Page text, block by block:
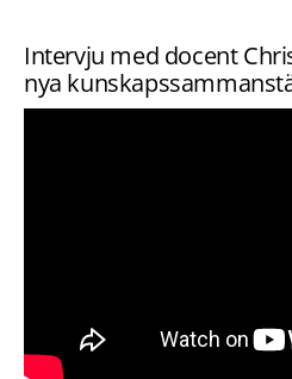
Intervju med docent
nya